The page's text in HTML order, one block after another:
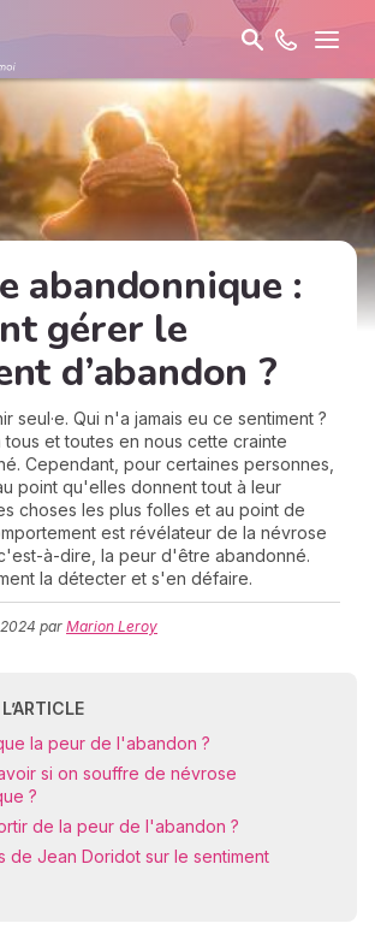
abandonnique :
gérer le
d’abandon ?
seul·e. Qui n'a jamais eu ce sentiment ?
et toutes en nous cette crainte
Cependant, pour certaines personnes,
point qu'elles donnent tout à leur
choses les plus folles et au point de
est révélateur de la névrose
à-dire, la peur d'être abandonné.
la détecter et s'en défaire.
2024 par Marion Leroy
la peur de l'abandon ?
si on souffre de névrose
?
de la peur de l'abandon ?
de Jean Doridot sur le sentiment